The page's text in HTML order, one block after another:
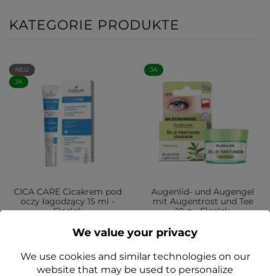
KATEGORIE PRODUKTE
NEU
JA
CICA CARE Cicakrem pod
oczy łagodzący 15 ml -
Floslek
29,99 zł
Add to cart
JA
Augenlid- und Augengel
mit Augentrost und Tee
10 g - Floslek
11,99 zł
Add to cart
We value your privacy
We use cookies and similar technologies on our
website that may be used to personalize